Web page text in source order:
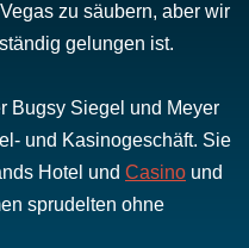
zu säubern, aber wir
gelungen ist.
Bugsy Siegel und Meyer
und Kasinogeschäft. Sie
Hotel und Casino und
sprudelten ohne